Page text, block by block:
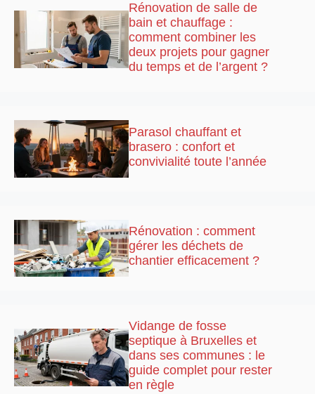
Rénovation de salle de
bain et chauffage :
comment combiner les
deux projets pour gagner
du temps et de l’argent ?
Parasol chauffant et
brasero : confort et
convivialité toute l’année
Rénovation : comment
gérer les déchets de
chantier efficacement ?
Vidange de fosse
septique à Bruxelles et
dans ses communes : le
guide complet pour rester
en règle